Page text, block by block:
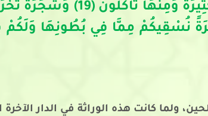
فَأَنْشَأْنَا لَكُمْ بِهِ جَنَّاتٍ مِنْ نَخِيلٍ وَأَعْنَابٍ لَكُمْ
لَكُمْ فِي الْأَنْعَامِ لَعِبْرَةً نُسْقِيكُمْ مِمَّا فِي
ولما كانت هذه الوراثة في الدار الآخرة